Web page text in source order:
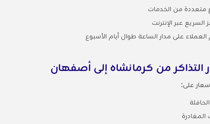
متعددة من الخدمات
السريع عبر الإنترنت
على مدار الساعة طوال أيام الأسبوع
التذاكر من كرمانشاه إلى أصفهان
على: